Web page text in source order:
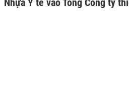
Nhựa Y tế vào Tổng Công ty